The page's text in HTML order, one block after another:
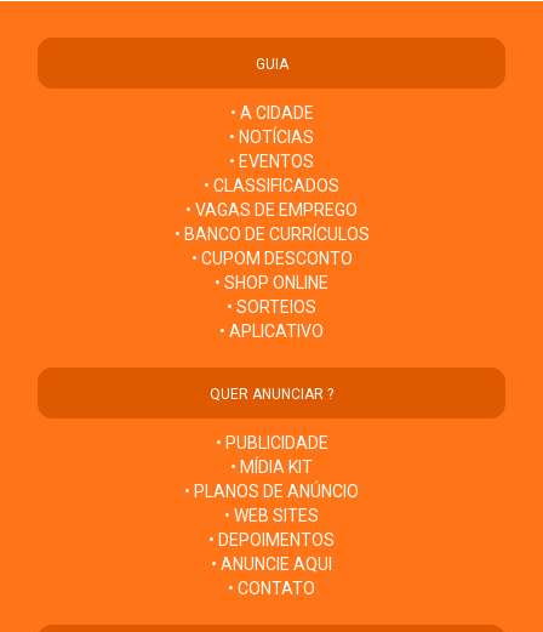
GUIA
• A CIDADE
• NOTÍCIAS
• EVENTOS
• CLASSIFICADOS
• VAGAS DE EMPREGO
• BANCO DE CURRÍCULOS
• CUPOM DESCONTO
• SHOP ONLINE
• SORTEIOS
• APLICATIVO
QUER ANUNCIAR ?
• PUBLICIDADE
• MÍDIA KIT
• PLANOS DE ANÚNCIO
• WEB SITES
• DEPOIMENTOS
• ANUNCIE AQUI
• CONTATO